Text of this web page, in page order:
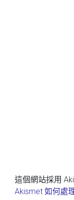
這個網站採用
Akismet 如何處